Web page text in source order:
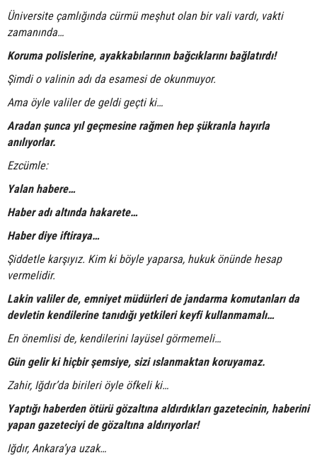
Üniversite çamlığında cürmü meşhut olan bir vali vardı, vakti
zamanında…
Koruma polislerine, ayakkabılarının bağcıklarını bağlatırdı!
Şimdi o valinin adı da esamesi de okunmuyor.
Ama öyle valiler de geldi geçti ki…
Aradan şunca yıl geçmesine rağmen hep şükranla hayırla
anılıyorlar.
Ezcümle:
Yalan habere…
Haber adı altında hakarete…
Haber diye iftiraya…
Şiddetle karşıyız. Kim ki böyle yaparsa, hukuk önünde hesap
vermelidir.
Lakin valiler de, emniyet müdürleri de jandarma komutanları da
devletin kendilerine tanıdığı yetkileri keyfi kullanmamalı…
En önemlisi de, kendilerini layüsel görmemeli…
Gün gelir ki hiçbir şemsiye, sizi ıslanmaktan koruyamaz.
Zahir, Iğdır’da birileri öyle öfkeli ki…
Yaptığı haberden ötürü gözaltına aldırdıkları gazetecinin, haberini
yapan gazeteciyi de gözaltına aldırıyorlar!
Iğdır, Ankara’ya uzak…